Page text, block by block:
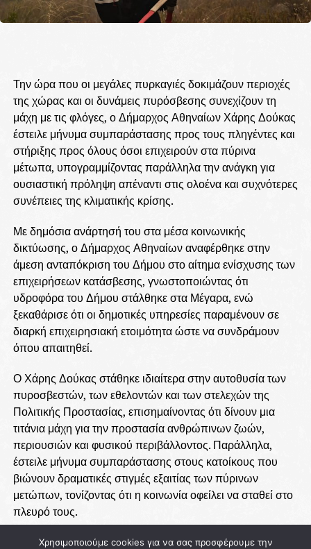
Την ώρα που οι μεγάλες πυρκαγιές δοκιμάζουν περιοχές
της χώρας και οι δυνάμεις πυρόσβεσης συνεχίζουν τη
μάχη με τις φλόγες, ο Δήμαρχος Αθηναίων Χάρης Δούκας
έστειλε μήνυμα συμπαράστασης προς τους πληγέντες και
στήριξης προς όλους όσοι επιχειρούν στα πύρινα
μέτωπα, υπογραμμίζοντας παράλληλα την ανάγκη για
ουσιαστική πρόληψη απέναντι στις ολοένα και συχνότερες
συνέπειες της κλιματικής κρίσης.
Με δημόσια ανάρτησή του στα μέσα κοινωνικής
δικτύωσης, ο Δήμαρχος Αθηναίων αναφέρθηκε στην
άμεση ανταπόκριση του Δήμου στο αίτημα ενίσχυσης των
επιχειρήσεων κατάσβεσης, γνωστοποιώντας ότι
υδροφόρα του Δήμου στάλθηκε στα Μέγαρα, ενώ
ξεκαθάρισε ότι οι δημοτικές υπηρεσίες παραμένουν σε
διαρκή επιχειρησιακή ετοιμότητα ώστε να συνδράμουν
όπου απαιτηθεί.
Ο Χάρης Δούκας στάθηκε ιδιαίτερα στην αυτοθυσία των
πυροσβεστών, των εθελοντών και των στελεχών της
Πολιτικής Προστασίας, επισημαίνοντας ότι δίνουν μια
τιτάνια μάχη για την προστασία ανθρώπινων ζωών,
περιουσιών και φυσικού περιβάλλοντος. Παράλληλα,
έστειλε μήνυμα συμπαράστασης στους κατοίκους που
βιώνουν δραματικές στιγμές εξαιτίας των πύρινων
μετώπων, τονίζοντας ότι η κοινωνία οφείλει να σταθεί στο
πλευρό τους.
Ιδιαίτερη βαρύτητα δίνει, επίσης, στην ανάγκη ενίσχυσης
Χρησιμοποιούμε cookies για να σας προσφέρουμε την